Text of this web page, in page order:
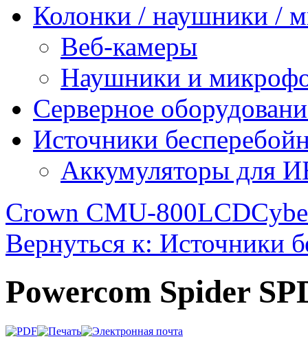
Колонки / наушники /
Веб-камеры
Наушники и
Серверное
Источники
Аккумуляторы для
Crown CMU-800LCD
Вернуться к: Источники
Powercom Spider